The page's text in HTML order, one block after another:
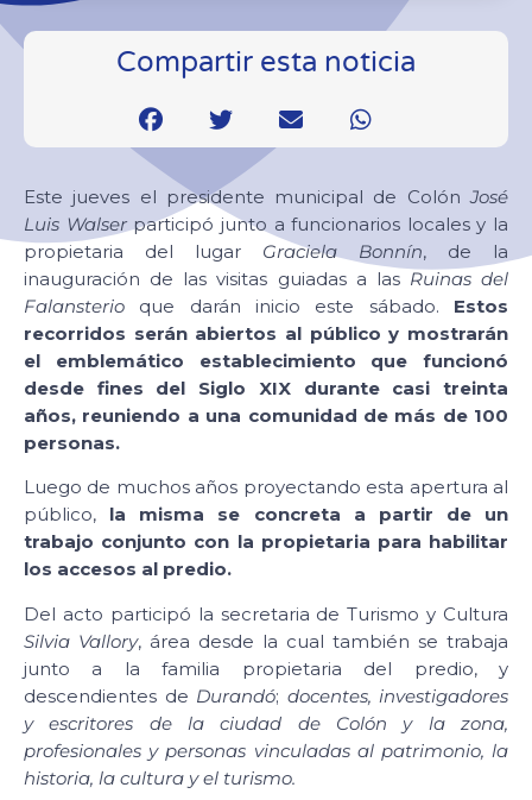
Compartir esta noticia
Este jueves el presidente municipal de ColónJosé
Luis Walserparticipó junto a funcionarios locales y la
propietaria del lugar Graciela Bonnín, de la
inauguración de las visitas guiadas a las Ruinas del
Falansterio que darán inicio este sábado. Estos
recorridos serán abiertos al público y mostrarán
el emblemático establecimiento que funcionó
desde fines del Siglo XIX durante casi treinta
años, reuniendo a una comunidad de más de 100
personas.
Luego de muchos años proyectando esta apertura al
público, la misma se concreta a partir de un
trabajo conjunto con la propietaria para habilitar
los accesos al predio.
Del acto participó la secretaria de Turismo y Cultura
Silvia Vallory, área desde la cual también se trabaja
junto a la familia propietaria del predio, y
descendientes de Durandó; docentes, investigadores
y escritores de la ciudad de Colón y la zona,
profesionales y personas vinculadas al patrimonio, la
historia, la cultura y el turismo.